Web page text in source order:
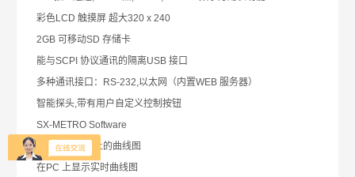
彩色LCD 触摸屏 超大320 x 240
2GB 可移动SD 存储卡
能与SCPI 协议通讯的隔离USB 接口
多种通讯接口：RS-232,以太网（内置WEB 服务器）
智能探头,带有用户自定义控制按钮
SX-METRO Software
查看存储文件上的曲线图
在PC 上显示实时曲线图